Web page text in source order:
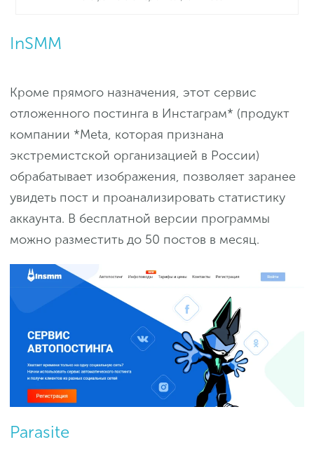
InSMM
Кроме прямого назначения, этот сервис
отложенного постинга в Инстаграм* (продукт
компании *Meta, которая признана
экстремистской организацией в России)
обрабатывает изображения, позволяет заранее
увидеть пост и проанализировать статистику
аккаунта. В бесплатной версии программы
можно разместить до 50 постов в месяц.
Parasite